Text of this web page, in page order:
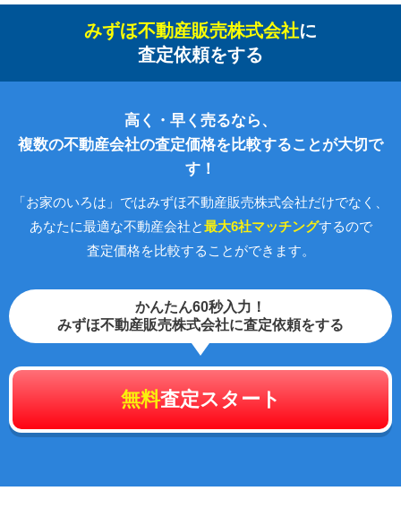
みずほ不動産販売株式会社に
査定依頼をする
高く・早く売るなら、
複数の不動産会社の査定価格を比較することが大切で
す！
「お家のいろは」ではみずほ不動産販売株式会社だけでなく、
あなたに最適な不動産会社と最大6社マッチングするので
査定価格を比較することができます。
かんたん60秒入力！
みずほ不動産販売株式会社に査定依頼をする
無料査定スタート